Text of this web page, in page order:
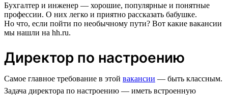
Бухгалтер и инженер — хорошие, популярные и понятные
профессии. О них легко и приятно рассказать бабушке.
Но что, если пойти по необычному пути? Вот какие вакансии
мы нашли на hh.ru.
Директор по настроению
Самое главное требование в этой вакансии — быть классным.
Задача директора по настроению — иметь встроенную